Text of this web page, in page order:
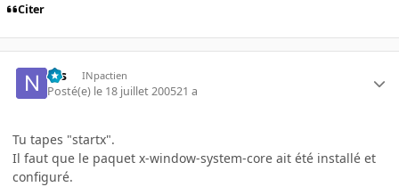
Citer
Nis INpactien
Posté(e) le 18 juillet 200521 a
Tu tapes "startx".
Il faut que le paquet x-window-system-core ait été installé et
configuré.